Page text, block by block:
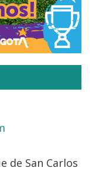
de San Carlos